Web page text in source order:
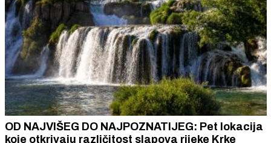
OD NAJVIŠEG DO NAJPOZNATIJEG: Pet lokacija
koje otkrivaju različitost slapova rijeke Krke